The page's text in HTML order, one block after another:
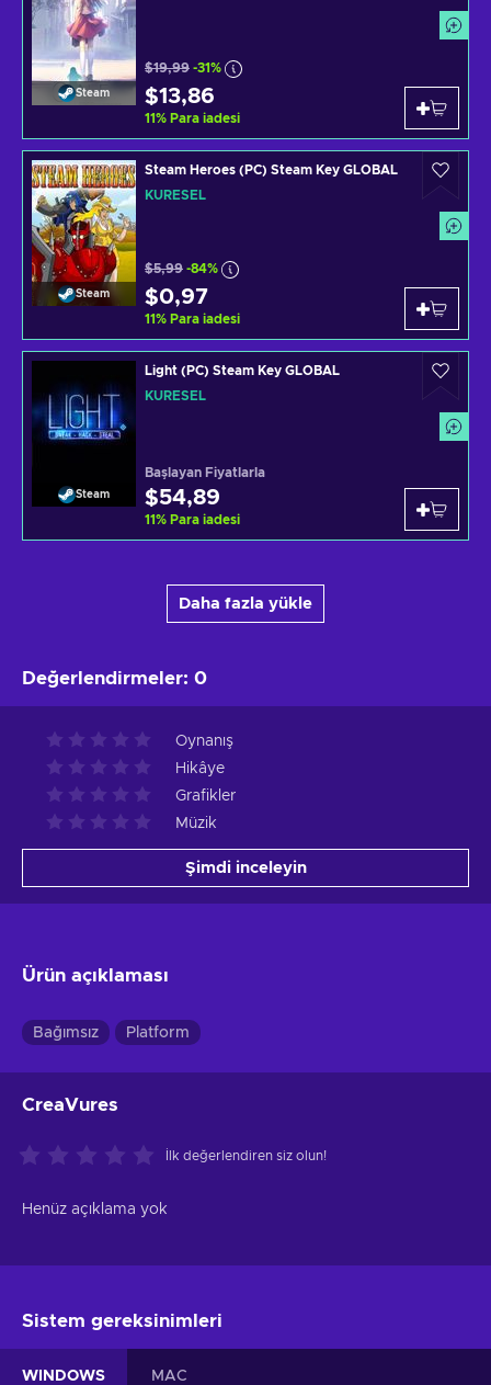
Steam
$19,99 -31%
$13,86
11% Para iadesi
Steam
Steam Heroes (PC) Steam Key GLOBAL
KÜRESEL
$5,99 -84%
$0,97
11% Para iadesi
Steam
Light (PC) Steam Key GLOBAL
KÜRESEL
Başlayan Fiyatlarla
$54,89
11% Para iadesi
Daha fazla yükle
Değerlendirmeler: 0
Oynanış
Hikâye
Grafikler
Müzik
Şimdi inceleyin
Ürün açıklaması
Bağımsız Platform
CreaVures
İlk değerlendiren siz olun!
Henüz açıklama yok
Sistem gereksinimleri
WINDOWS MAC